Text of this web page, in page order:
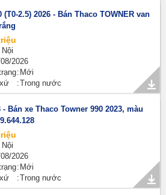
2.5) 2026 - Bán Thaco TOWNER van
Nội
2026
Mới
Trong nước
- Bán xe Thaco Towner 990 2023, màu
Nội
2026
Mới
Trong nước